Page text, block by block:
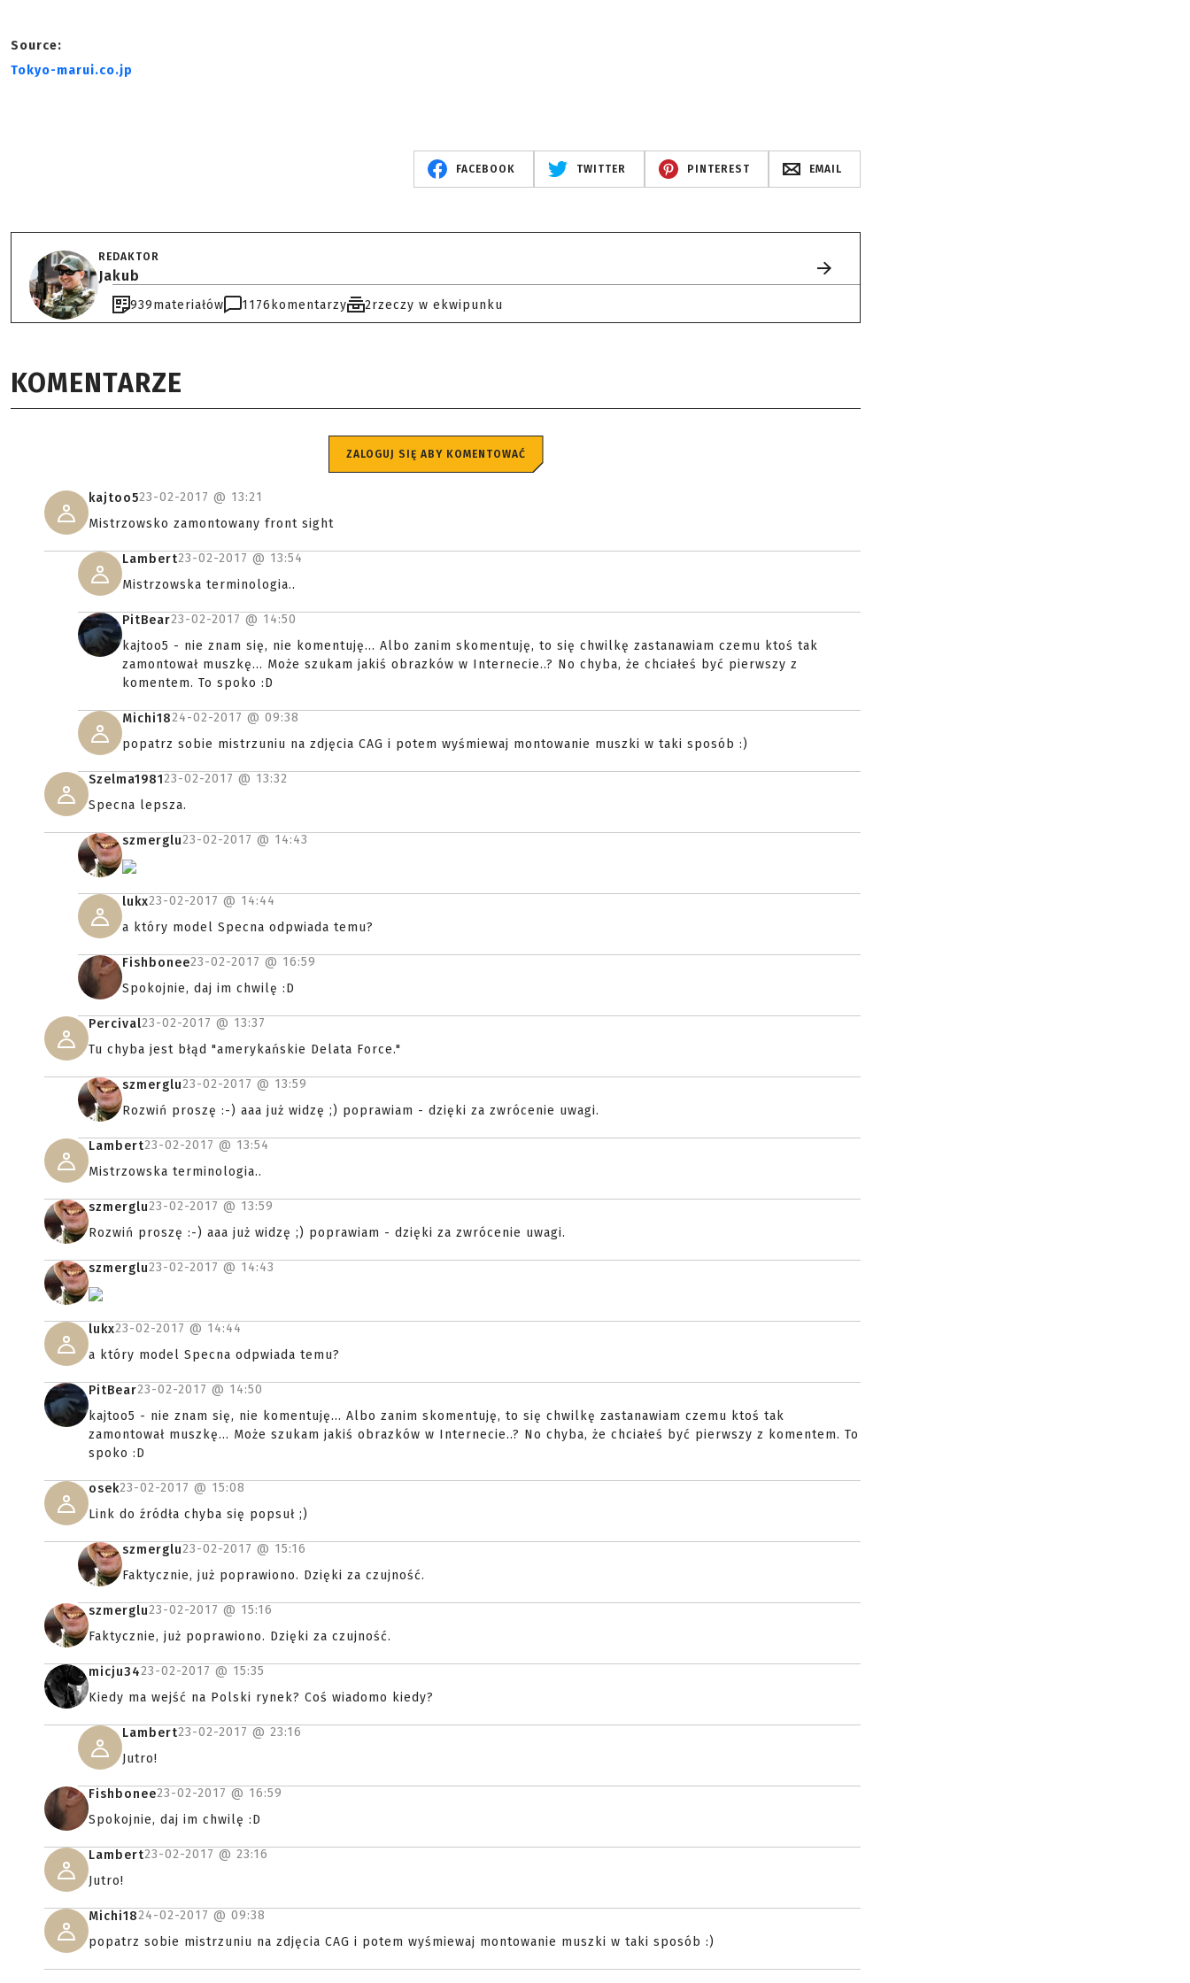
Source:
Tokyo-marui.co.jp
FACEBOOK TWITTER PINTEREST EMAIL
REDAKTOR
Jakub
939materiałów 1176 komentarzy 2rzeczy w ekwipunku
KOMENTARZE
ZALOGUJ SIĘ ABY KOMENTOWAĆ
kajtoo523-02-2017 @ 13:21
Mistrzowsko zamontowany front sight
Lambert23-02-2017 @ 13:54
Mistrzowska terminologia..
PitBear23-02-2017 @ 14:50
kajtoo5 - nie znam się, nie komentuję... Albo zanim skomentuję, to się chwilkę zastanawiam czemu ktoś tak
zamontował muszkę... Może szukam jakiś obrazków w Internecie..? No chyba, że chciałeś być pierwszy z
komentem. To spoko :D
Michi1824-02-2017 @ 09:38
popatrz sobie mistrzuniu na zdjęcia CAG i potem wyśmiewaj montowanie muszki w taki sposób :)
Szelma198123-02-2017 @ 13:32
Specna lepsza.
szmerglu23-02-2017 @ 14:43
lukx23-02-2017 @ 14:44
a który model Specna odpwiada temu?
Fishbonee23-02-2017 @ 16:59
Spokojnie, daj im chwilę :D
Percival23-02-2017 @ 13:37
Tu chyba jest błąd "amerykańskie Delata Force."
szmerglu23-02-2017 @ 13:59
Rozwiń proszę :-) aaa już widzę ;) poprawiam - dzięki za zwrócenie uwagi.
Lambert23-02-2017 @ 13:54
Mistrzowska terminologia..
szmerglu23-02-2017 @ 13:59
Rozwiń proszę :-) aaa już widzę ;) poprawiam - dzięki za zwrócenie uwagi.
szmerglu23-02-2017 @ 14:43
lukx23-02-2017 @ 14:44
a który model Specna odpwiada temu?
PitBear23-02-2017 @ 14:50
kajtoo5 - nie znam się, nie komentuję... Albo zanim skomentuję, to się chwilkę zastanawiam czemu ktoś tak
zamontował muszkę... Może szukam jakiś obrazków w Internecie..? No chyba, że chciałeś być pierwszy z komentem. To
spoko :D
osek23-02-2017 @ 15:08
Link do źródła chyba się popsuł ;)
szmerglu23-02-2017 @ 15:16
Faktycznie, już poprawiono. Dzięki za czujność.
szmerglu23-02-2017 @ 15:16
Faktycznie, już poprawiono. Dzięki za czujność.
micju3423-02-2017 @ 15:35
Kiedy ma wejść na Polski rynek? Coś wiadomo kiedy?
Lambert23-02-2017 @ 23:16
Jutro!
Fishbonee23-02-2017 @ 16:59
Spokojnie, daj im chwilę :D
Lambert23-02-2017 @ 23:16
Jutro!
Michi1824-02-2017 @ 09:38
popatrz sobie mistrzuniu na zdjęcia CAG i potem wyśmiewaj montowanie muszki w taki sposób :)